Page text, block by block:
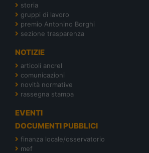
storia
gruppi di lavoro
premio Antonino Borghi
sezione trasparenza
NOTIZIE
articoli ancrel
comunicazioni
novità normative
rassegna stampa
EVENTI
DOCUMENTI PUBBLICI
finanza locale/osservatorio
mef